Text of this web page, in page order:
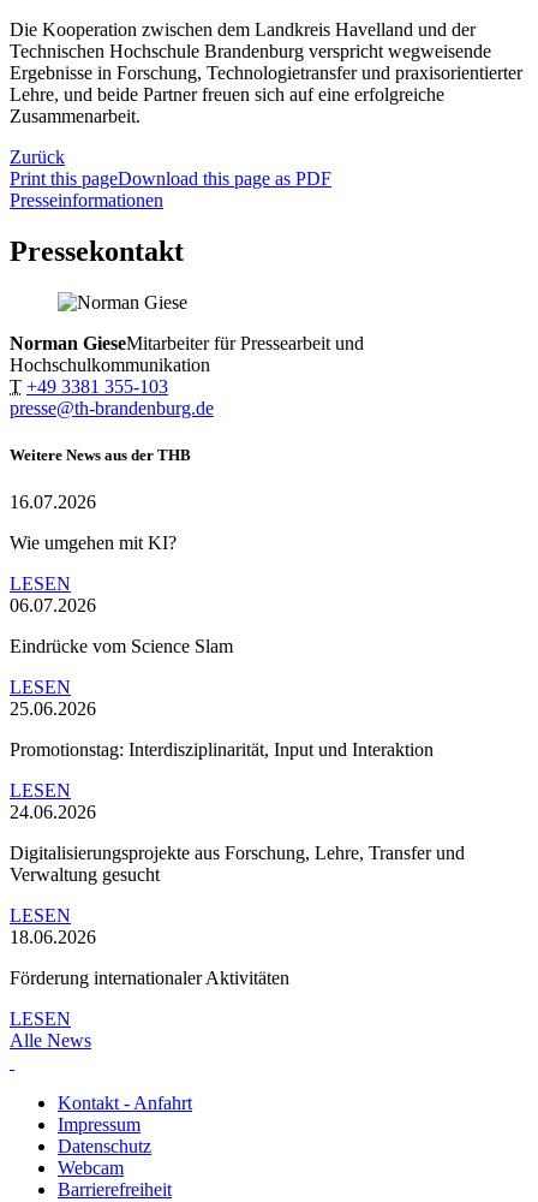
Die Kooperation zwischen dem Landkreis Havelland und der
Technischen Hochschule Brandenburg verspricht wegweisende
Ergebnisse in Forschung, Technologietransfer und praxisorientierter
Lehre, und beide Partner freuen sich auf eine erfolgreiche
Zusammenarbeit.
Zurück
Print this pageDownload this page as PDF
Presseinformationen
Pressekontakt
Norman GieseMitarbeiter für Pressearbeit und
Hochschulkommunikation
T +49 3381 355-103
presse@th-brandenburg.de
Weitere News aus der THB
16.07.2026
Wie umgehen mit KI?
LESEN
06.07.2026
Eindrücke vom Science Slam
LESEN
25.06.2026
Promotionstag: Interdisziplinarität, Input und Interaktion
LESEN
24.06.2026
Digitalisierungsprojekte aus Forschung, Lehre, Transfer und
Verwaltung gesucht
LESEN
18.06.2026
Förderung internationaler Aktivitäten
LESEN
Alle News
Kontakt - Anfahrt
Impressum
Datenschutz
Webcam
Barrierefreiheit